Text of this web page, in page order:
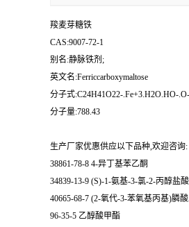
羧麦芽糖铁
CAS:9007-72-1
别名:静脉铁剂;
英文名:Ferriccarboxymaltose
分子式:C24H41O22-.Fe+3.H2O.HO-
分子量:788.43
生产厂家优惠供应以下品种,欢迎咨询:
38861-78-8 4-异丁基苯乙酮
34839-13-9 (S)-1-氨基-3-氯-2-丙醇盐
40665-68-7 (2-氧代-3-苯氧基丙基)膦
96-35-5 乙醇酸甲酯